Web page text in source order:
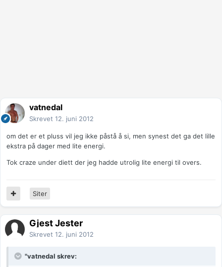
vatnedal
Skrevet 12. juni 2012
om det er et pluss vil jeg ikke påstå å si, men synest det ga det lille
ekstra på dager med lite energi.
Tok craze under diett der jeg hadde utrolig lite energi til overs.
Siter
Gjest Jester
Skrevet 12. juni 2012
"vatnedal skrev: